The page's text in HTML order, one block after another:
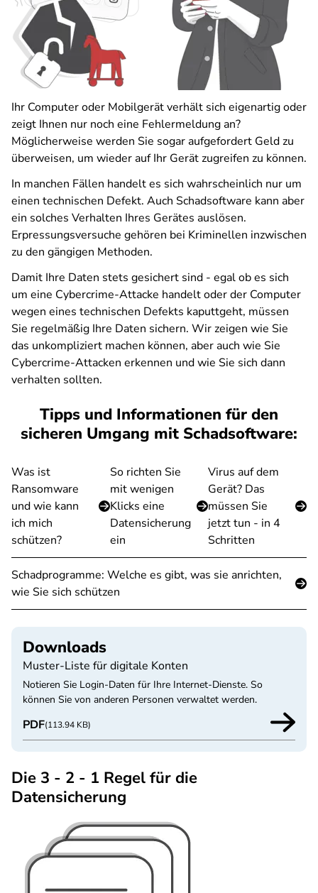
Ihr Computer oder Mobilgerät verhält sich eigenartig oder
zeigt Ihnen nur noch eine Fehlermeldung an?
Möglicherweise werden Sie sogar aufgefordert Geld zu
überweisen, um wieder auf Ihr Gerät zugreifen zu können.
In manchen Fällen handelt es sich wahrscheinlich nur um
einen technischen Defekt. Auch Schadsoftware kann aber
ein solches Verhalten Ihres Gerätes auslösen.
Erpressungsversuche gehören bei Kriminellen inzwischen
zu den gängigen Methoden.
Damit Ihre Daten stets gesichert sind - egal ob es sich
um eine Cybercrime-Attacke handelt oder der Computer
wegen eines technischen Defekts kaputtgeht, müssen
Sie regelmäßig Ihre Daten sichern. Wir zeigen wie Sie
das unkompliziert machen können, aber auch wie Sie
Cybercrime-Attacken erkennen und wie Sie sich dann
verhalten sollten.
Tipps und Informationen für den
sicheren Umgang mit Schadsoftware:
Was ist
Ransomware
und wie kann
ich mich
schützen?
So richten Sie
mit wenigen
Klicks eine
Datensicherung
ein
Virus auf dem
Gerät? Das
müssen Sie
jetzt tun - in 4
Schritten
Schadprogramme: Welche es gibt, was sie anrichten,
wie Sie sich schützen
Downloads
Muster-Liste für digitale Konten
Notieren Sie Login-Daten für Ihre Internet-Dienste. So
können Sie von anderen Personen verwaltet werden.
PDF(113.94 KB)
Die 3 - 2 - 1 Regel für die
Datensicherung